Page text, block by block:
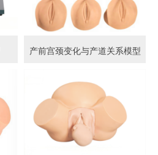
产前宫颈变化与产道关系模型